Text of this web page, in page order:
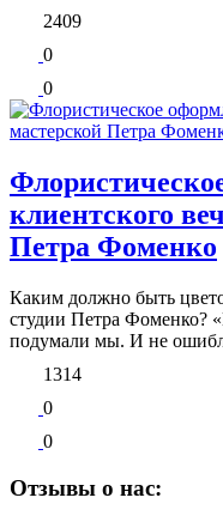
2409
0
0
клиентского
Петра Фоменко
Каким должно быть
студии Петра Фоменко?
подумали мы. И не
1314
0
0
Отзывы о нас: